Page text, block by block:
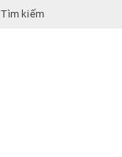
Tìm kiếm